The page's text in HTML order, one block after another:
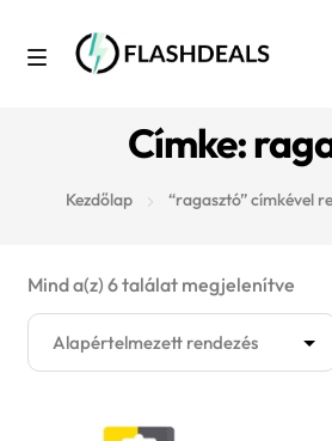
Skip
Skip
Azonnal raktárról
Autó
Konyha
Címke:
Kezdőlap “ragasztó” címkével
Mind a(z) 6 találat megjelenítve